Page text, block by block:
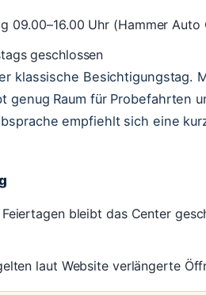
09.00–16.00 Uhr (Hammer
geschlossen
klassische Besichtigungstag.
genug Raum für Probefahrten
empfiehlt sich eine
bleibt das Center
laut Website verlängerte